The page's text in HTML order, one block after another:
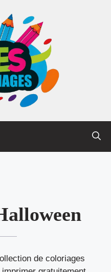
de coloriages